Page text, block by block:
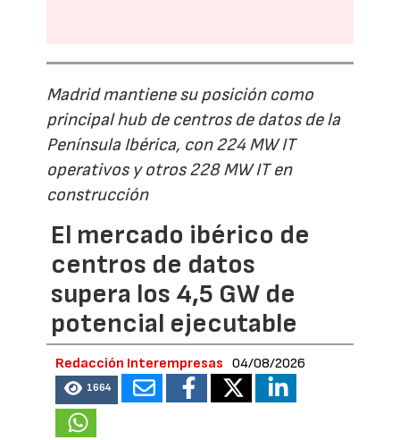
Madrid mantiene su posición como
principal hub de centros de datos de la
Península Ibérica, con 224 MW IT
operativos y otros 228 MW IT en
construcción
El mercado ibérico de
centros de datos
supera los 4,5 GW de
potencial ejecutable
Redacción Interempresas 04/08/2026
1664